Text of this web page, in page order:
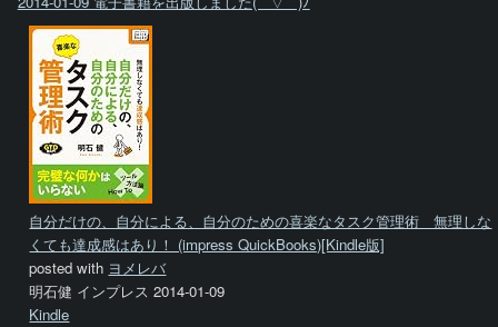
自分だけの、自分による、自分のための喜楽なタスク管理術 無理しな
くても達成感はあり！ (impress QuickBooks)[Kindle版]
posted with ヨメレバ
明石健 インプレス 2014-01-09
Kindle